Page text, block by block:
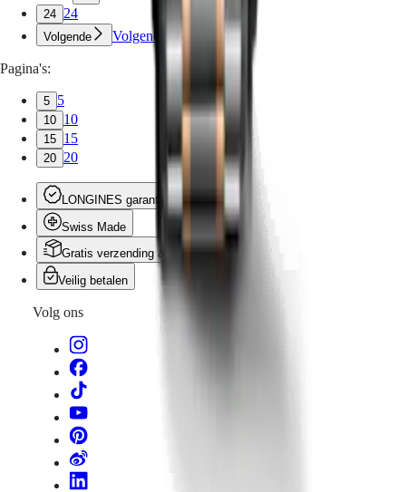
24 24
Volgende Volgende
Pagina's:
5 5
10 10
15 15
20 20
LONGINES garantie
Swiss Made
Gratis verzending & retourneren
Veilig betalen
Volg ons